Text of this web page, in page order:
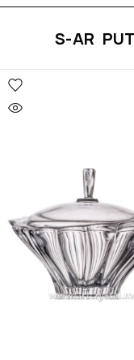
S-AR